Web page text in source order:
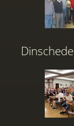
Dinschede